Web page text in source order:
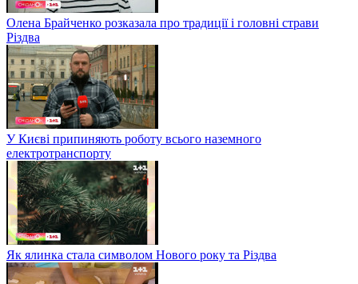
Олена Брайченко розказала про традиції і головні страви
Різдва
У Києві припиняють роботу всього наземного
електротранспорту
Як ялинка стала символом Нового року та Різдва